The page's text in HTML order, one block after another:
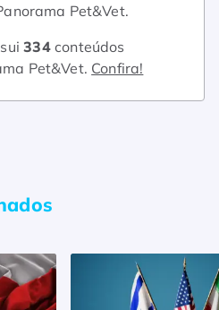
Pet&Vet.
334conteúdos
Pet&Vet. Confira!